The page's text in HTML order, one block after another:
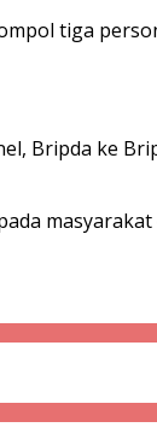
tiga
Bripda ke